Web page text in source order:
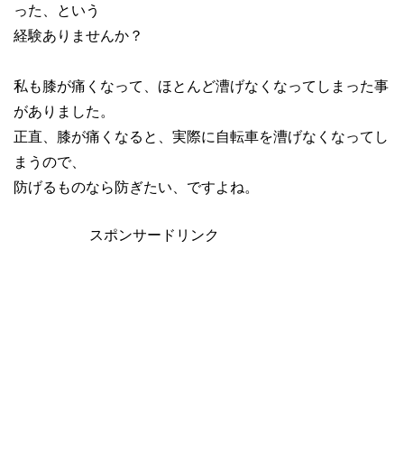
った、という
経験ありませんか？
私も膝が痛くなって、ほとんど漕げなくなってしまった事
がありました。
正直、膝が痛くなると、実際に自転車を漕げなくなってし
まうので、
防げるものなら防ぎたい、ですよね。
スポンサードリンク